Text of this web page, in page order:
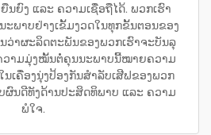
ນຍົງ ແລະ ຄວາມເຊື່ອຖືໄດ້. ພວກເຮົາ
ະພາບຢ່າງເຂັ້ມງວດໃນທຸກຂັ້ນຕອນຂອງ
ວ່າຜະລິດຕະພັນຂອງພວກເຮົາຈະບັນລຸ
ວາມມຸ່ງໝັ້ນຕໍ່ຄຸນນະພາບນີ້ໝາຍຄວາມ
ນເຄື່ອງນຸ່ງປ້ອງກັນສຳລັບເສີຟຂອງພວກ
ຜົນດີທັງດ້ານປະສິດທິພາບ ແລະ ຄວາມ
ພໍໃຈ.